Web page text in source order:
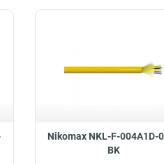
Nikomax NKL-F-004A1D-
BK